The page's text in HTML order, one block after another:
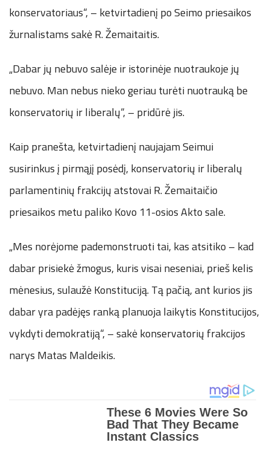
konservatoriaus“, – ketvirtadienį po Seimo priesaikos
žurnalistams sakė R. Žemaitaitis.
„Dabar jų nebuvo salėje ir istorinėje nuotraukoje jų
nebuvo. Man nebus nieko geriau turėti nuotrauką be
konservatorių ir liberalų“, – pridūrė jis.
Kaip pranešta, ketvirtadienį naujajam Seimui
susirinkus į pirmąjį posėdį, konservatorių ir liberalų
parlamentinių frakcijų atstovai R. Žemaitaičio
priesaikos metu paliko Kovo 11-osios Akto sale.
„Mes norėjome pademonstruoti tai, kas atsitiko – kad
dabar prisiekė žmogus, kuris visai neseniai, prieš kelis
mėnesius, sulaužė Konstituciją. Tą pačią, ant kurios jis
dabar yra padėjęs ranką planuoja laikytis Konstitucijos,
vykdyti demokratiją“, – sakė konservatorių frakcijos
narys Matas Maldeikis.